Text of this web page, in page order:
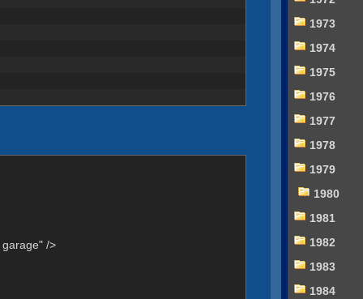
/>
1973
1974
1975
1976
1977
1978
1979
1980
1981
1982
1983
1984